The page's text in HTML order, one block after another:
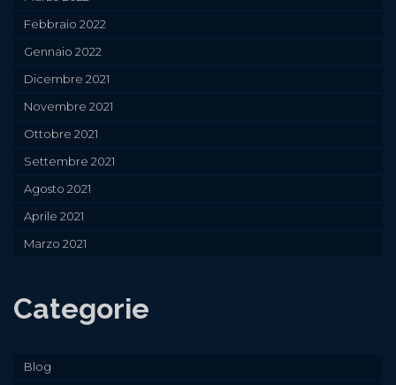
Febbraio 2022
Gennaio 2022
Dicembre 2021
Novembre 2021
Ottobre 2021
Settembre 2021
Agosto 2021
Aprile 2021
Marzo 2021
Categorie
Blog